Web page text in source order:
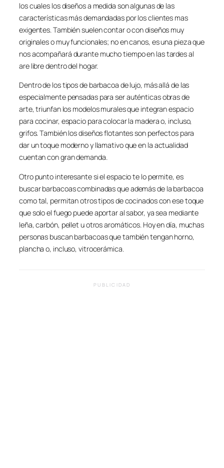
los cuales los diseños a medida son algunas de las
características más demandadas por los clientes mas
exigentes. También suelen contar o con diseños muy
originales o muy funcionales; no en canos, es una pieza que
nos acompañará durante mucho tiempo en las tardes al
are libre dentro del hogar.
Dentro de los tipos de barbacoa de lujo, más allá de las
especialmente pensadas para ser auténticas obras de
arte, triunfan los modelos murales que integran espacio
para cocinar, espacio para colocar la madera o, incluso,
grifos. También los diseños flotantes son perfectos para
dar un toque moderno y llamativo que en la actualidad
cuentan con gran demanda.
Otro punto interesante si el espacio te lo permite, es
buscar barbacoas combinadas que además de la barbacoa
como tal, permitan otros tipos de cocinados con ese toque
que solo el fuego puede aportar al sabor, ya sea mediante
leña, carbón, pellet u otros aromáticos. Hoy en día, muchas
personas buscan barbacoas que también tengan horno,
plancha o, incluso, vitrocerámica.
PUBLICIDAD